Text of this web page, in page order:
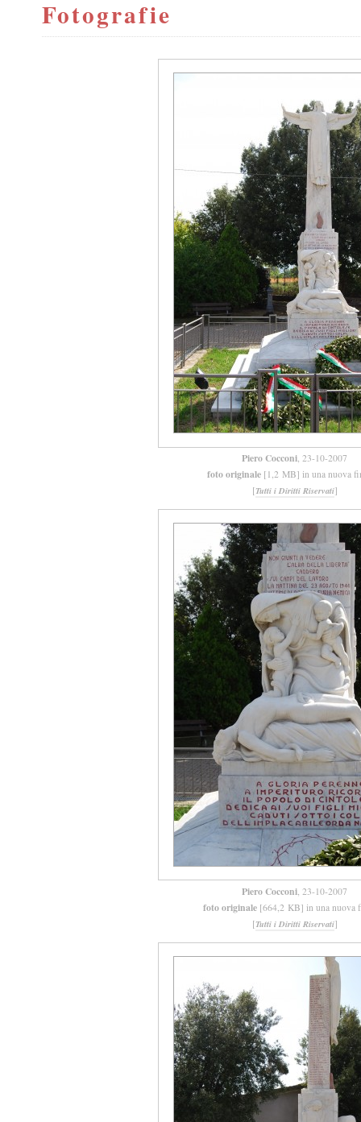
Fotografie
Piero Cocconi , 23-10-2007
foto originale [1,2 MB] in una nuova
[Tutti i Diritti Riservati]
Piero Cocconi , 23-10-2007
foto originale [664,2 KB] in una nuova
[Tutti i Diritti Riservati]